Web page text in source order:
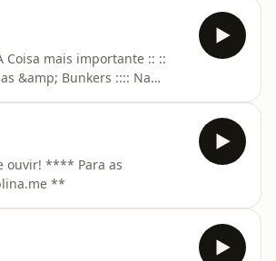
Coisa mais importante :: ::
&amp; Bunkers :::: Na
ouvir! **** Para as
**